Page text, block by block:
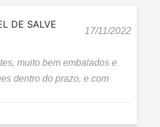
DE SALVE
17/11/2022
muito bem embalados e
dentro do prazo, e com